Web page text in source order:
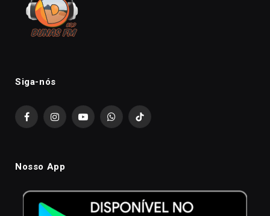
Siga-nós
FacebookInstagramYouTubeWhatsAppTikTok
Nosso App